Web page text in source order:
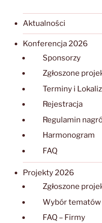
Aktualności
Konferencja 2026
Sponsorzy
Zgłoszone
Terminy i
Rejestracja
Regulamin
Harmonogram
FAQ
Projekty 2026
Zgłoszone
Wybór tematów
FAQ – Firmy